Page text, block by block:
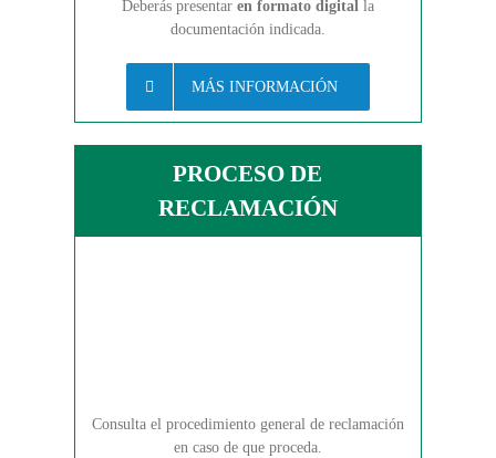
Deberás presentar en formato digitalla
documentación indicada.
MÁS INFORMACIÓN
PROCESO DE
RECLAMACIÓN
Consulta el procedimiento general de reclamación
en caso de que proceda.